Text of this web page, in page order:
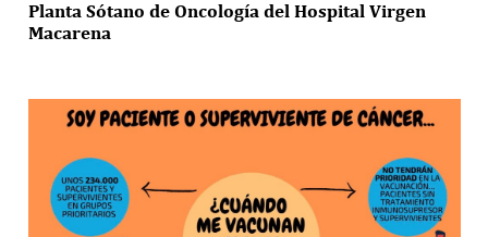
Planta Sótano de Oncología del Hospital Virgen
Macarena